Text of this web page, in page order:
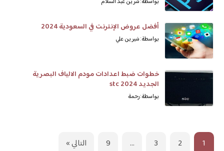
أفضل عروض الإنترنت في السعودية 2024
بواسطة: شيرين علي
خطوات ضبط اعدادات مودم الالياف البصرية
الجديد 2024 stc
بواسطة: رحمة
1
2
3
…
9 التالي »